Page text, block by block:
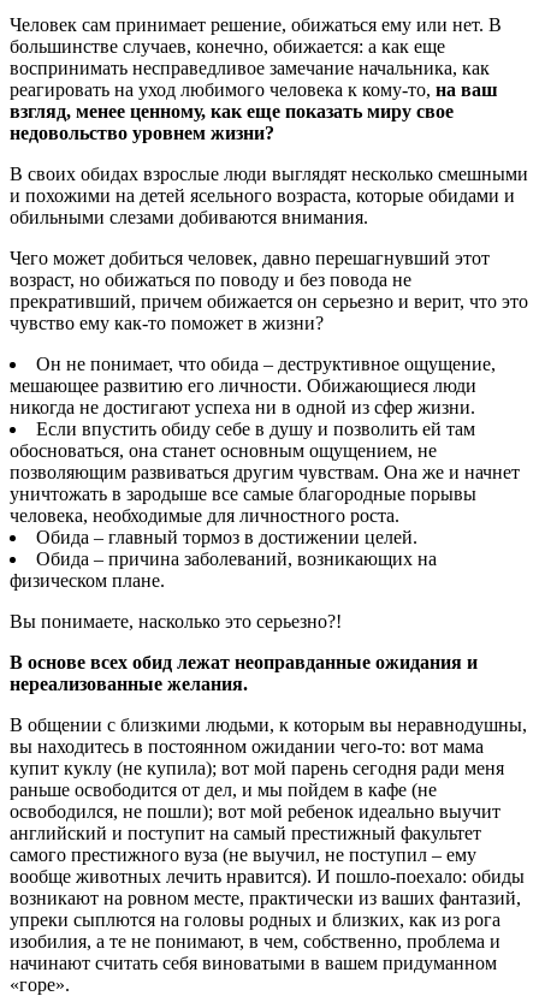
Человек сам принимает решение, обижаться ему или нет. В
большинстве случаев, конечно, обижается: а как еще
воспринимать несправедливое замечание начальника, как
реагировать на уход любимого человека к кому-то, на ваш
взгляд, менее ценному, как еще показать миру свое
недовольство уровнем жизни?
В своих обидах взрослые люди выглядят несколько смешными
и похожими на детей ясельного возраста, которые обидами и
обильными слезами добиваются внимания.
Чего может добиться человек, давно перешагнувший этот
возраст, но обижаться по поводу и без повода не
прекративший, причем обижается он серьезно и верит, что это
чувство ему как-то поможет в жизни?
Он не понимает, что обида – деструктивное ощущение,
мешающее развитию его личности. Обижающиеся люди
никогда не достигают успеха ни в одной из сфер жизни.
Если впустить обиду себе в душу и позволить ей там
обосноваться, она станет основным ощущением, не
позволяющим развиваться другим чувствам. Она же и начнет
уничтожать в зародыше все самые благородные порывы
человека, необходимые для личностного роста.
Обида – главный тормоз в достижении целей.
Обида – причина заболеваний, возникающих на
физическом плане.
Вы понимаете, насколько это серьезно?!
В основе всех обид лежат неоправданные ожидания и
нереализованные желания.
В общении с близкими людьми, к которым вы неравнодушны,
вы находитесь в постоянном ожидании чего-то: вот мама
купит куклу (не купила); вот мой парень сегодня ради меня
раньше освободится от дел, и мы пойдем в кафе (не
освободился, не пошли); вот мой ребенок идеально выучит
английский и поступит на самый престижный факультет
самого престижного вуза (не выучил, не поступил – ему
вообще животных лечить нравится). И пошло-поехало: обиды
возникают на ровном месте, практически из ваших фантазий,
упреки сыплются на головы родных и близких, как из рога
изобилия, а те не понимают, в чем, собственно, проблема и
начинают считать себя виноватыми в вашем придуманном
«горе».